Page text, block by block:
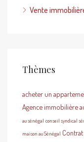
Vente
Thèmes
acheter un
Agence immobilière
au sénégal conseil syndical
maison au Sénégal